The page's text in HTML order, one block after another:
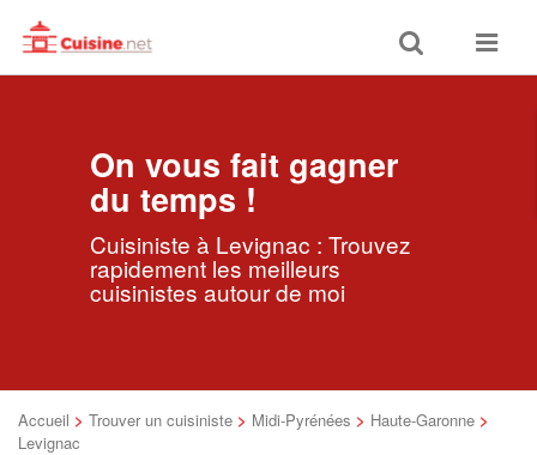
Toggle
search
Toggle
On vous fait gagner
du temps !
Cuisiniste à Levignac : Trouvez
rapidement les meilleurs
cuisinistes autour de moi
Accueil > Trouver un cuisiniste > Midi-Pyrénées > Haute-Garonne >
Levignac